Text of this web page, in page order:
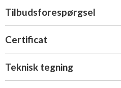
Tilbudsforespørgsel
Certificat
Teknisk tegning